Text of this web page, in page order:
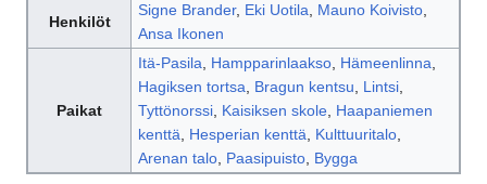
Henkilöt
Signe Brander, Eki Uotila Mauno Koivisto,
Ansa Ikonen
Paikat
Itä-Pasila Hampparinlaakso, Hämeenlinna
Hagiksen tortsa
Bragun kentsu Lintsi,
Tyttönorssi, Kaisiksen skole, Haapaniemen
kenttä
Hesperian kenttä Kulttuuritalo,
Arenan talo, Paasipuisto, Bygga